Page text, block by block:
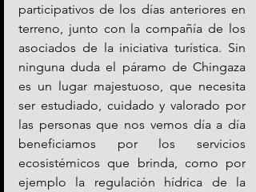
participativos de los días anteriores en
terreno, junto con la compañía de los
asociados de la iniciativa turística. Sin
ninguna duda el páramo de Chingaza
es un lugar majestuoso, que necesita
ser estudiado, cuidado y valorado por
las personas que nos vemos día a día
beneficiamos por los servicios
ecosistémicos que brinda, como por
ejemplo la regulación hídrica de la